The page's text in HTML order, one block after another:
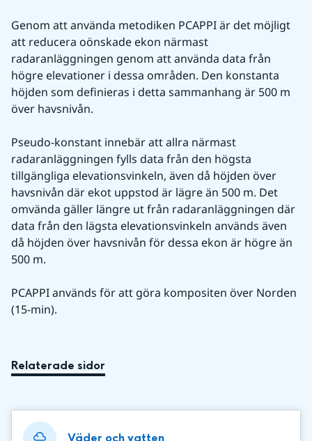
Genom att använda metodiken PCAPPI är det möjligt
att reducera oönskade ekon närmast
radaranläggningen genom att använda data från
högre elevationer i dessa områden. Den konstanta
höjden som definieras i detta sammanhang är 500 m
över havsnivån.
Pseudo-konstant innebär att allra närmast
radaranläggningen fylls data från den högsta
tillgängliga elevationsvinkeln, även då höjden över
havsnivån där ekot uppstod är lägre än 500 m. Det
omvända gäller längre ut från radaranläggningen där
data från den lägsta elevationsvinkeln används även
då höjden över havsnivån för dessa ekon är högre än
500 m.
PCAPPI används för att göra kompositen över Norden
(15-min).
Relaterade sidor